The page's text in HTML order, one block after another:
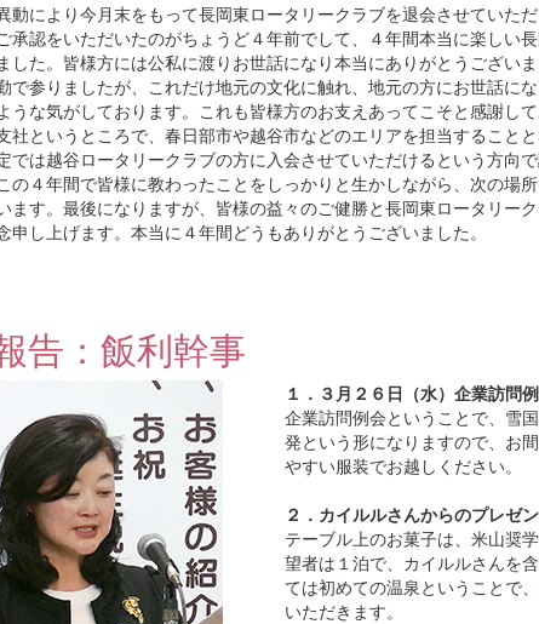
動により今月末をもって長岡東ロータリークラブを退会させていた
承認をいただいたのがちょうど４年前でして、４年間本当に楽しい
した。皆様方には公私に渡りお世話になり本当にありがとうござい
で参りましたが、これだけ地元の文化に触れ、地元の方にお世話に
うな気がしております。これも皆様方のお支えあってこそと感謝して
社というところで、春日部市や越谷市などのエリアを担当すること
では越谷ロータリークラブの方に入会させていただけるという方向
の４年間で皆様に教わったことをしっかりと生かしながら、次の場
ます。最後になりますが、皆様の益々のご健勝と長岡東ロータリー
申し上げます。本当に４年間どうもありがとうございました。
告：飯利幹事
１．３月２６日（水）企業訪問
企業訪問例会ということで、雪
発という形になりますので、お
やすい服装でお越しください。
２．カイルルさんからのプレゼ
テーブル上のお菓子は、米山奨
望者は１泊で、カイルルさんを
ては初めての温泉ということで
いただきます。